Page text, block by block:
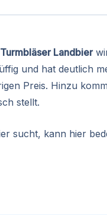
Landbier
und hat deutlich
Preis. Hinzu
stellt.
sucht, kann hier